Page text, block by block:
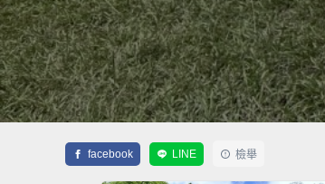
facebook LINE 檢舉